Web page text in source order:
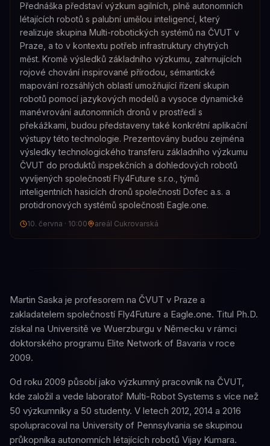
Přednáška představí výzkum agilních, plně autonomních
létajících robotů s palubní umělou inteligencí, který
realizuje skupina Multi-robotických systémů na ČVUT v
Praze, a to v kontextu potřeb infrastruktury chytrých
měst. Kromě výsledků základního výzkumu, zahrnujících
rojové chování inspirované přírodou, sémantické
mapování rozsáhlých oblastí umožňující řízení skupin
robotů pomocí jazykových modelů a vysoce dynamické
manévrování autonomních dronů v prostředí s
překážkami, budou představeny také konkrétní aplikační
výstupy této technologie. Prezentovány budou zejména
výsledky technologického transferu základního výzkumu
ČVUT do produktů inspekčních a dohledových robotů
vyvíjených společností Fly4Future s.r.o., týmů
inteligentních hasicích dronů společnosti Dofec a.s. a
protidronových systémů společnosti Eagle.one.
10. června · 10:00 areál Cukrovarská
Martin Saska je profesorem na ČVUT v Praze a
zakladatelem společností Fly4Future a Eagle.one. Titul Ph.D.
získal na Universitě ve Wuerzburgu v Německu v rámci
doktorského programu Elite Network of Bavaria v roce
2009.
Od roku 2009 působí jako výzkumný pracovník na ČVUT,
kde založil a vede laboratoř Multi-Robot Systems s více než
50 výzkumníky a 50 studenty. V letech 2012, 2014 a 2016
spolupracoval na University of Pennsylvania se skupinou
průkopníka autonomních létajících robotů Vijay Kumara.